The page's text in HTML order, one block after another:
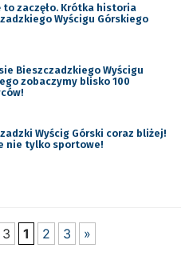
to zaczęło. Krótka historia
Wyścigu Górskiego
Bieszczadzkiego Wyścigu
zobaczymy blisko 100
Wyścig Górski coraz bliżej!
nie tylko sportowe!
1 2 3 »